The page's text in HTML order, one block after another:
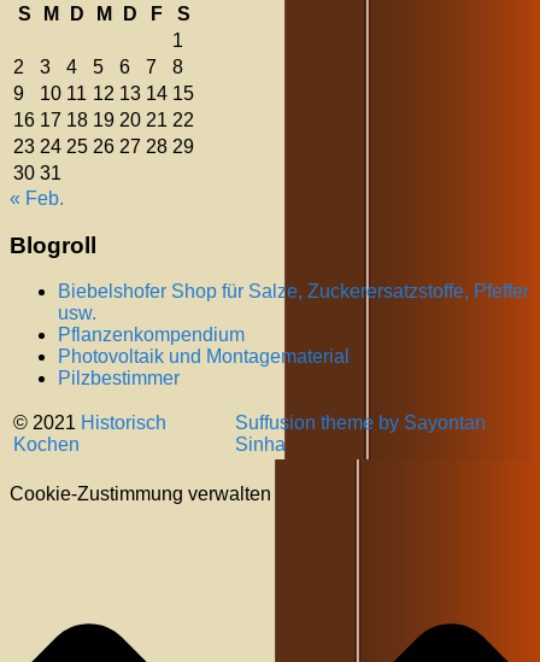
S
M D M D F
S
1
2
3 4 5 6 7
8
9
10 11 12 13 14 15
16 17 18 19 20 21 22
23 24 25 26 27 28 29
30 31
« Feb.
Blogroll
Biebelshofer Shop für Salze, Zuckerersatzstoffe, Pfeffer
usw.
Pflanzenkompendium
Photovoltaik und Montagematerial
Pilzbestimmer
© 2021 Historisch
Kochen
Suffusion theme by Sayontan
Sinha
Cookie-Zustimmung verwalten